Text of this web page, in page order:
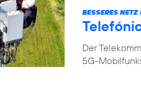
BESSERES
Der
5G-